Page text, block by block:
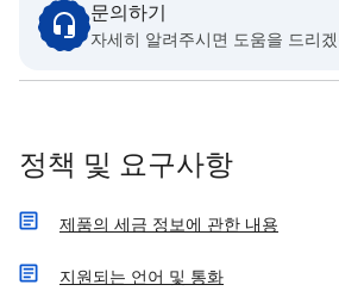
문의하기
자세히 알려주시면 도움을 드리
정책 및 요구사항
제품의 세금 정보에 관한 내용
지원되는 언어 및 통화